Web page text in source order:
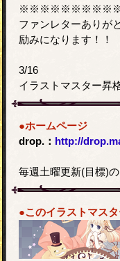
ファンレターありが
励みになります！！
3/16
イラストマスター昇
●ホームページ
drop.： http://
毎週土曜更新(目標)
●このイラストマス